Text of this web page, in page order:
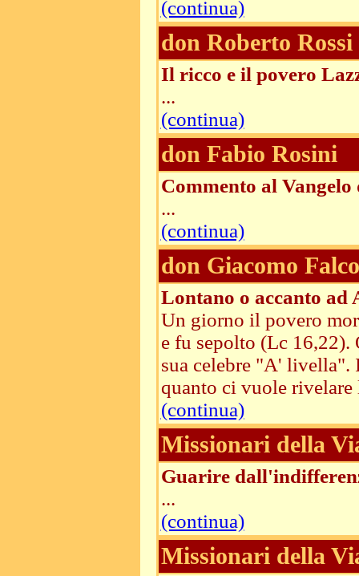
(continua)
don Roberto Rossi
Il ricco e il povero
...
(continua)
don Fabio Rosini
Commento al Vangelo
...
(continua)
don Giacomo
Lontano o accanto ad
Un giorno il povero
e fu sepolto (Lc 16,22).
sua celebre "A' livella".
quanto ci vuole rivelare
(continua)
Missionari della
Guarire
...
(continua)
Missionari della